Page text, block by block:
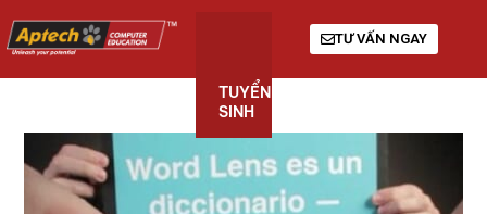
TUYỂN
SINH
TƯ VẤN NGAY